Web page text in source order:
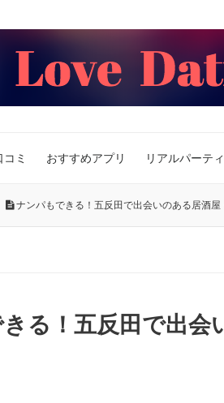
ミ おすすめアプリ リアルパーティ
ナンパもできる！五反田で出会いのある居酒屋
る！五反田で出会